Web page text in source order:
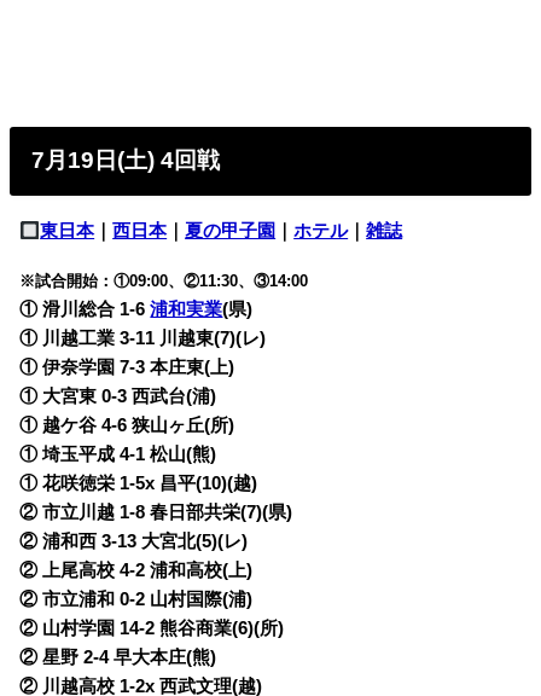
7月19日(土) 4回戦
東日本｜西日本｜夏の甲子園 ｜ホテル｜雑誌
※試合開始：①09:00、②11:30、③14:00
① 滑川総合 1-6浦和実業(県)
① 川越工業 3-11 川越東(7)(レ)
① 伊奈学園 7-3本庄東(上)
① 大宮東 0-3 西武台(浦)
① 越ケ谷 4-6 狭山ヶ丘(所)
① 埼玉平成 4-1松山(熊)
① 花咲徳栄 1-5x 昌平(10)(越)
② 市立川越 1-8 春日部共栄(7)(県)
② 浦和西 3-13 大宮北(5)(レ)
② 上尾高校 4-2 浦和高校(上)
② 市立浦和 0-2 山村国際(浦)
② 山村学園 14-2 熊谷商業(6)(所)
② 星野 2-4 早大本庄(熊)
② 川越高校 1-2x西武文理(越)